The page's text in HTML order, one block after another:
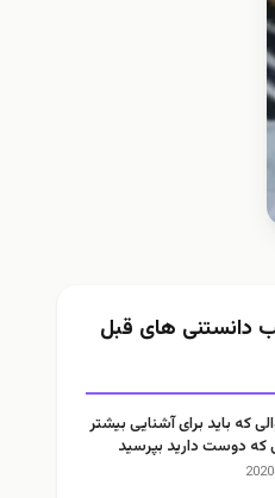
دانستنی های قبل
که باید برای آشنایی بیشتر
که دوست دارید بپرسید